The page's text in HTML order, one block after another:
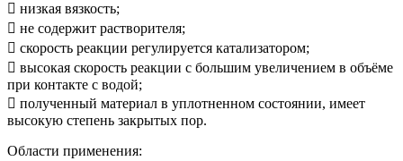
 низкая вязкость;
 не содержит растворителя;
 скорость реакции регулируется катализатором;
 высокая скорость реакции с большим увеличением в объёме
при контакте с водой;
 полученный материал в уплотненном состоянии, имеет
высокую степень закрытых пор.
Области применения: